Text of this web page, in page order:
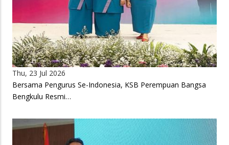
Thu, 23 Jul 2026
Bersama Pengurus Se-Indonesia, KSB Perempuan Bangsa
Bengkulu Resmi…